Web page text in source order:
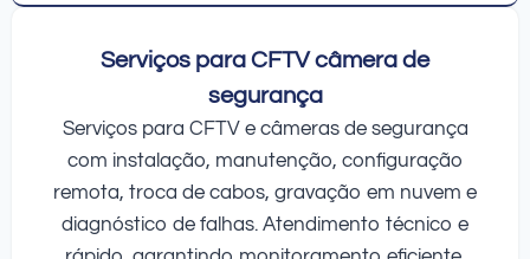
Serviços para CFTV câmera de
segurança
Serviços para CFTV e câmeras de segurança
com instalação, manutenção, configuração
remota, troca de cabos, gravação em nuvem e
diagnóstico de falhas. Atendimento técnico e